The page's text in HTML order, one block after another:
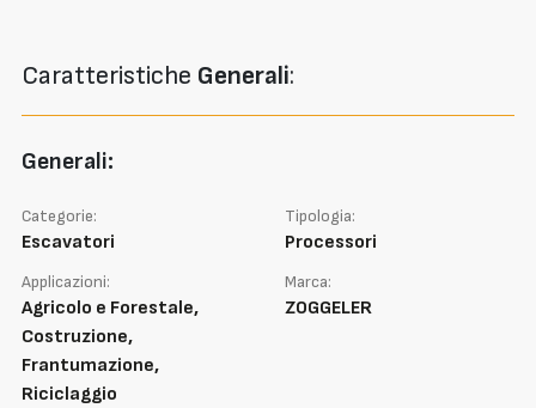
Caratteristiche Generali:
Generali:
Categorie:
Escavatori
Tipologia:
Processori
Applicazioni:
Agricolo e Forestale,
Costruzione,
Frantumazione,
Riciclaggio
Marca:
ZOGGELER